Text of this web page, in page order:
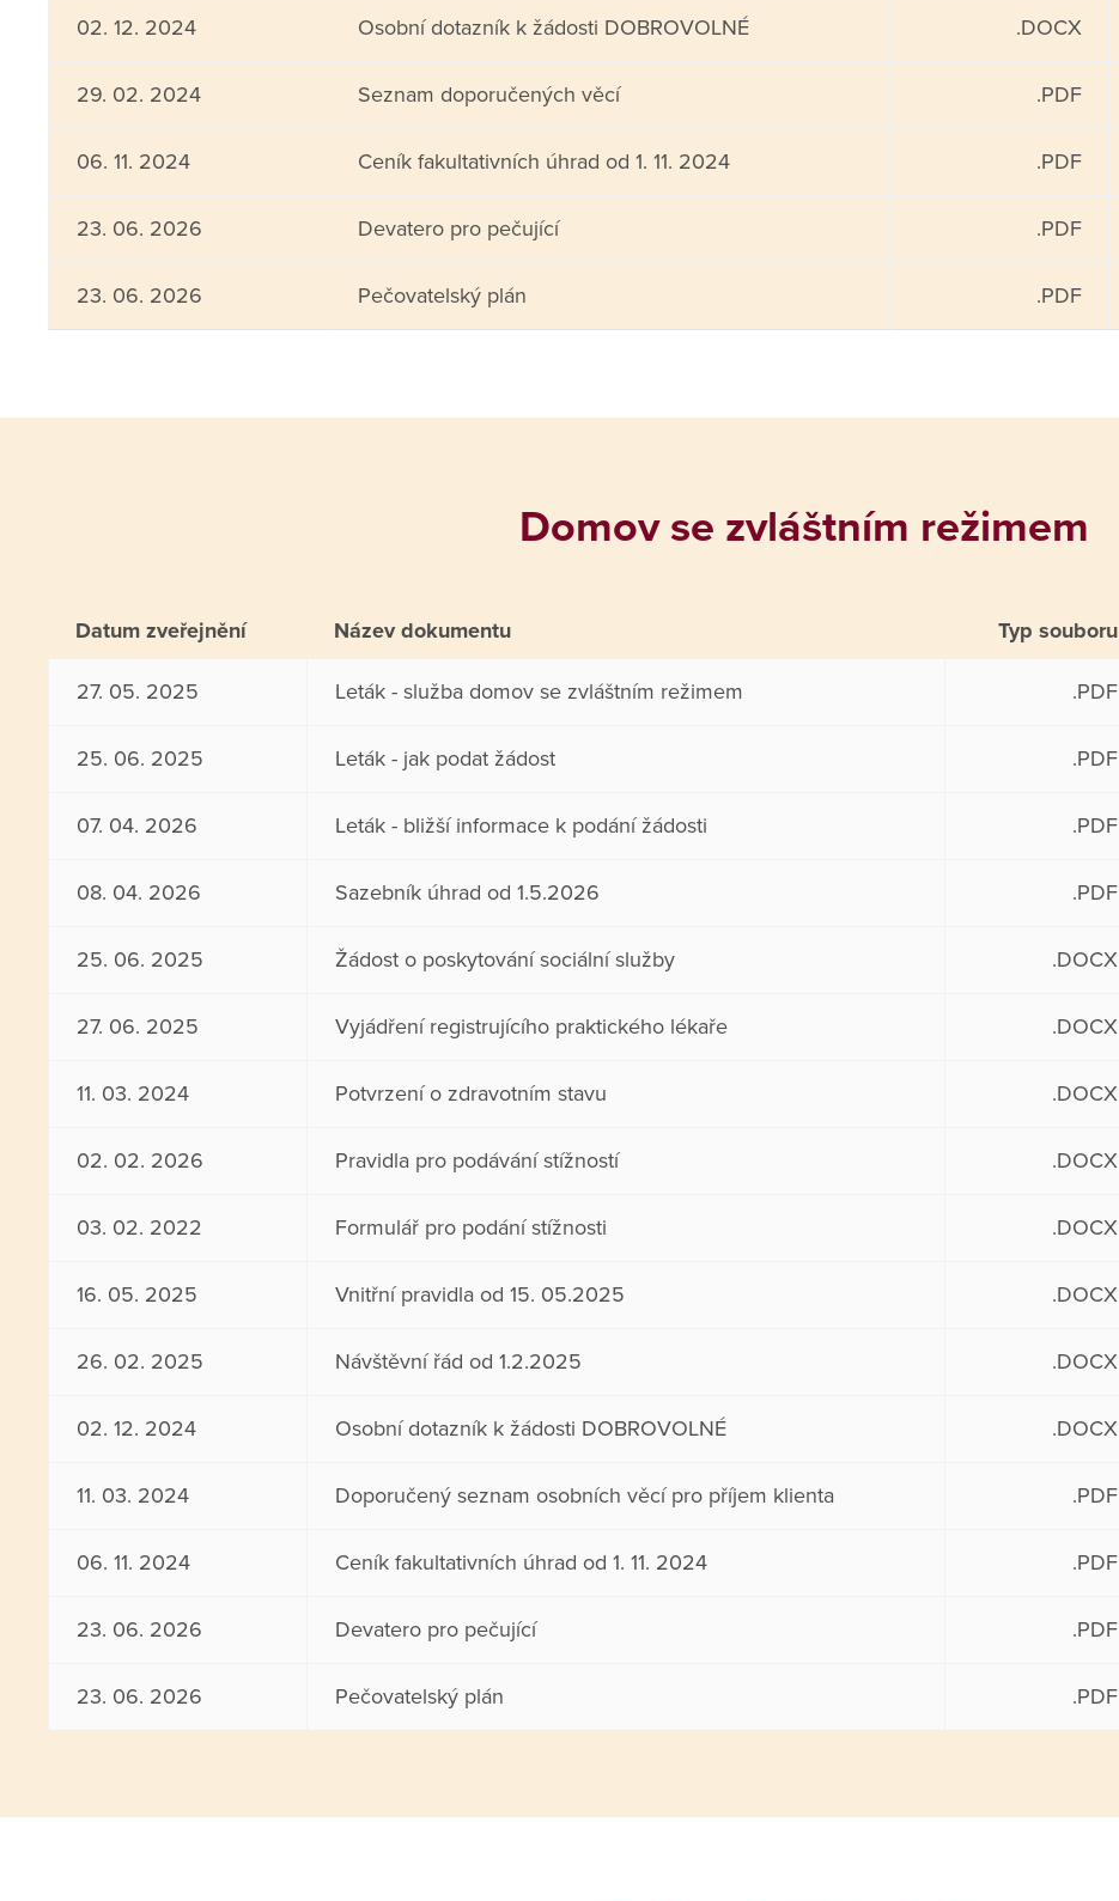
02. 12. 2024 Osobní dotazník k žádosti DOBROVOLNÉ .DOCX
29. 02. 2024 Seznam doporučených věcí .PDF
06. 11. 2024 Ceník fakultativních úhrad od 1. 11. 2024 .PDF
23. 06. 2026 Devatero pro pečující .PDF
23. 06. 2026 Pečovatelský plán .PDF
Domov se zvláštním režimem
Datum zveřejnění Název dokumentu Typ souboru
27. 05. 2025 Leták - služba domov se zvláštním režimem .PDF
25. 06. 2025 Leták - jak podat žádost .PDF
07. 04. 2026 Leták - bližší informace k podání žádosti .PDF
08. 04. 2026 Sazebník úhrad od 1.5.2026 .PDF
25. 06. 2025 Žádost o poskytování sociální služby .DOCX
27. 06. 2025 Vyjádření registrujícího praktického lékaře .DOCX
11. 03. 2024 Potvrzení o zdravotním stavu .DOCX
02. 02. 2026 Pravidla pro podávání stížností .DOCX
03. 02. 2022 Formulář pro podání stížnosti .DOCX
16. 05. 2025 Vnitřní pravidla od 15. 05.2025 .DOCX
26. 02. 2025 Návštěvní řád od 1.2.2025 .DOCX
02. 12. 2024 Osobní dotazník k žádosti DOBROVOLNÉ .DOCX
11. 03. 2024 Doporučený seznam osobních věcí pro příjem klienta .PDF
06. 11. 2024 Ceník fakultativních úhrad od 1. 11. 2024 .PDF
23. 06. 2026 Devatero pro pečující .PDF
23. 06. 2026 Pečovatelský plán .PDF